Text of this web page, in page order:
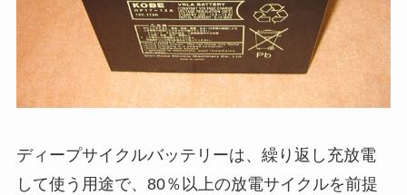
ディープサイクルバッテリーは、繰り返し充放電
して使う用途で、80％以上の放電サイクルを前提